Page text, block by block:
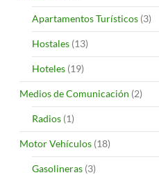
Apartamentos Turísticos (3)
Hostales (13)
Hoteles (19)
Medios de Comunicación (2)
Radios (1)
Motor Vehículos (18)
Gasolineras (3)